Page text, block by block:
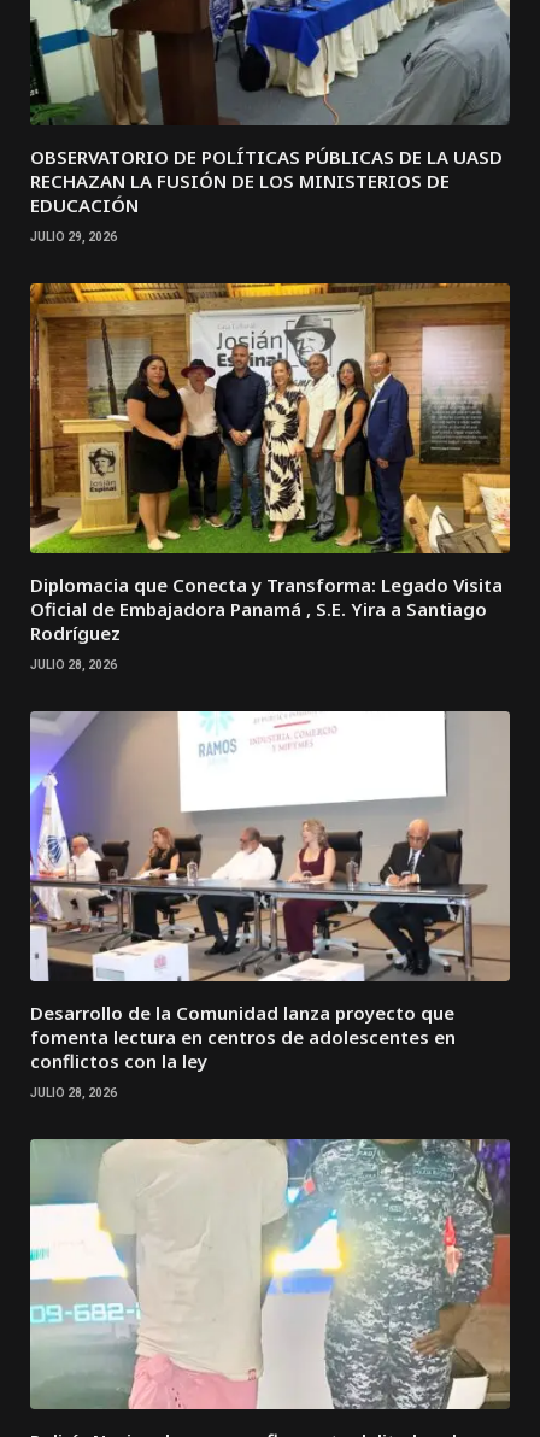
OBSERVATORIO DE POLÍTICAS PÚBLICAS DE LA UASD
RECHAZAN LA FUSIÓN DE LOS MINISTERIOS DE
EDUCACIÓN
JULIO 29, 2026
Diplomacia que Conecta y Transforma: Legado Visita
Oficial de Embajadora Panamá , S.E. Yira a Santiago
Rodríguez
JULIO 28, 2026
Desarrollo de la Comunidad lanza proyecto que
fomenta lectura en centros de adolescentes en
conflictos con la ley
JULIO 28, 2026